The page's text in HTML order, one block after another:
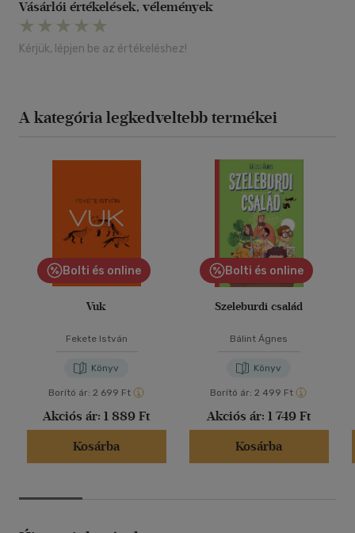
Vásárlói értékelések, vélemények
Kérjük, lépjen be az értékeléshez!
A kategória legkedveltebb termékei
Bolti és online
Vuk
Fekete István
Könyv
Borító ár: 2 699 Ft
Akciós ár: 1 889 Ft
Kosárba
Bolti és online
Szeleburdi család
Bálint Ágnes
Könyv
Borító ár: 2 499 Ft
Akciós ár: 1 749 Ft
Kosárba